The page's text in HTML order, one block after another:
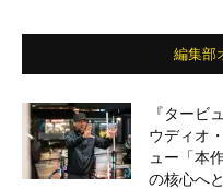
編集部
『タービ
ウディオ
ュー「本
の核心へ